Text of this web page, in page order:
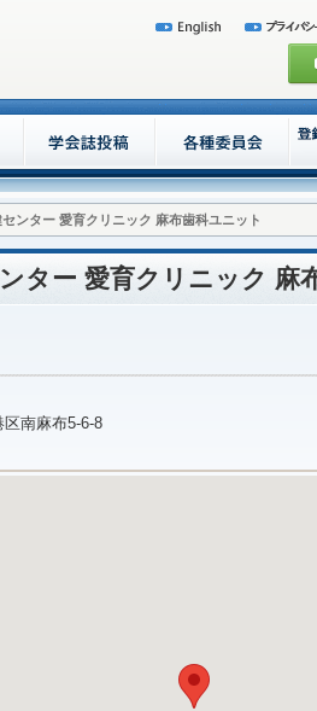
ンター 愛育クリニック 麻布歯科ユニット
ター 愛育クリニック 麻
区南麻布5-6-8